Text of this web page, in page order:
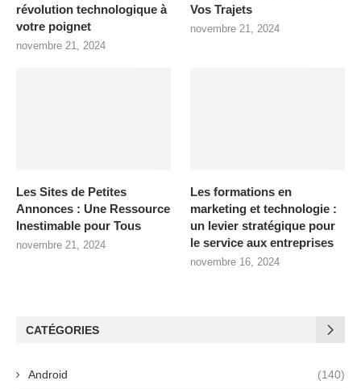
révolution technologique à
votre poignet
novembre 21, 2024
Vos Trajets
novembre 21, 2024
Les Sites de Petites
Annonces : Une Ressource
Inestimable pour Tous
novembre 21, 2024
Les formations en
marketing et technologie :
un levier stratégique pour
le service aux entreprises
novembre 16, 2024
CATÉGORIES
Android (140)